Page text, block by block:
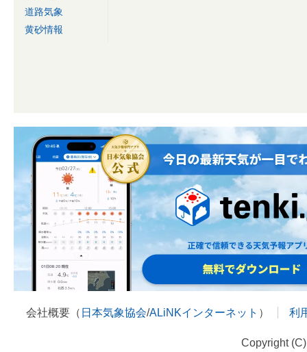
道路気象
黄砂情報
会社概要（ 日本気象協会/ALiNKインターネット ） 利
Copyright